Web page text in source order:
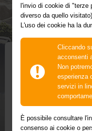
l'invio di cookie di "terze
diverso da quello
L'uso dei cookie ha la
Cliccando
acconsenti
Non
esperienza
servizi in
È possibile consultare
consenso ai cookie o
Prestito
Il premio della
a 4.000 euro, in
Con Prestito